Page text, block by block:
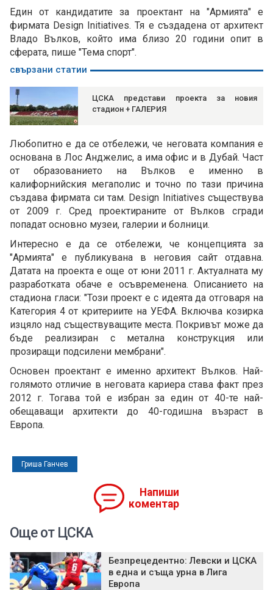
Един от кандидатите за проектант на "Армията" е
фирмата Design Initiatives. Тя е създадена от архитект
Владо Вълков, който има близо 20 години опит в
сферата, пише "Тема спорт".
свързани статии
ЦСКА представи проекта за новия
стадион + ГАЛЕРИЯ
Любопитно е да се отбележи, че неговата компания е
основана в Лос Анджелис, а има офис и в Дубай. Част
от образованието на Вълков е именно в
калифорнийския мегаполис и точно по тази причина
създава фирмата си там. Design Initiatives съществува
от 2009 г. Сред проектираните от Вълков сгради
попадат основно музеи, галерии и болници.
Интересно е да се отбележи, че концепцията за
"Армията" е публикувана в неговия сайт отдавна.
Датата на проекта е още от юни 2011 г. Актуалната му
разработката обаче е осъвременена. Описанието на
стадиона гласи: "Този проект е с идеята да отговаря на
Категория 4 от критериите на УЕФА. Включва козирка
изцяло над съществуващите места. Покривът може да
бъде реализиран с метална конструкция или
прозиращи подсилени мембрани".
Основен проектант е именно архитект Вълков. Най-
голямото отличие в неговата кариера става факт през
2012 г. Тогава той е избран за един от 40-те най-
обещаващи архитекти до 40-годишна възраст в
Европа.
Гриша Ганчев
Напиши
коментар
Още от ЦСКА
Безпрецедентно: Левски и ЦСКА
в една и съща урна в Лига
Европа